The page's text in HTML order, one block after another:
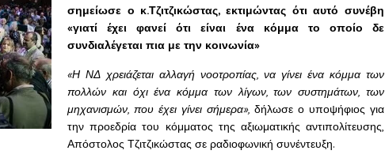
σημείωσε ο κ.Τζιτζικώστας, εκτιμώντας ότι αυτό συνέβη
«γιατί έχει φανεί ότι είναι ένα κόμμα το οποίο δε
συνδιαλέγεται πια με την κοινωνία»
«Η ΝΔ χρειάζεται αλλαγή νοοτροπίας, να γίνει ένα κόμμα των
πολλών και όχι ένα κόμμα των λίγων, των συστημάτων, των
μηχανισμών, που έχει γίνει σήμερα», δήλωσε ο υποψήφιος για
την προεδρία του κόμματος της αξιωματικής αντιπολίτευσης,
Απόστολος Τζιτζικώστας σε ραδιοφωνική συνέντευξη.